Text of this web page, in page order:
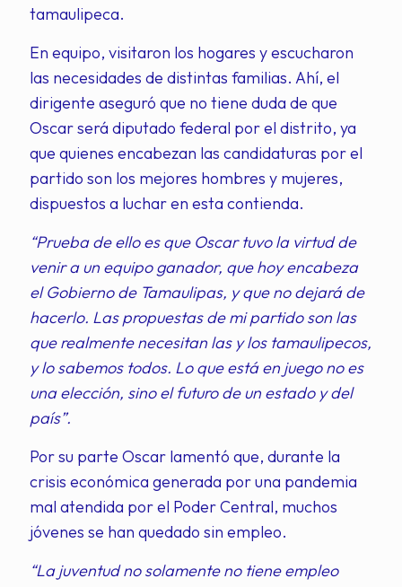
tamaulipeca.
En equipo, visitaron los hogares y escucharon
las necesidades de distintas familias. Ahí, el
dirigente aseguró que no tiene duda de que
Oscar será diputado federal por el distrito, ya
que quienes encabezan las candidaturas por el
partido son los mejores hombres y mujeres,
dispuestos a luchar en esta contienda.
“Prueba de ello es que Oscar tuvo la virtud de
venir a un equipo ganador, que hoy encabeza
el Gobierno de Tamaulipas, y que no dejará de
hacerlo. Las propuestas de mi partido son las
que realmente necesitan las y los tamaulipecos,
y lo sabemos todos. Lo que está en juego no es
una elección, sino el futuro de un estado y del
país”.
Por su parte Oscar lamentó que, durante la
crisis económica generada por una pandemia
mal atendida por el Poder Central, muchos
jóvenes se han quedado sin empleo.
“La juventud no solamente no tiene empleo